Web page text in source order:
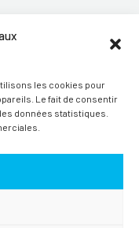
les cookies pour
Le fait de consentir
données statistiques.